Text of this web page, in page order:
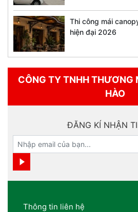
Thi công mái
hiện đại 2026
CÔNG TY TNHH THƯƠNG
HÀO
ĐĂNG KÍ NHẬN
Thông tin liên hệ